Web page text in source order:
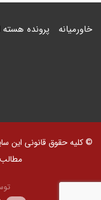
خاورمیانه پرونده
© کلیه حقوق قانونی این
مطالب